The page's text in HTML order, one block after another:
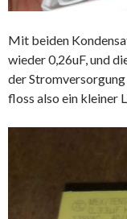
Mit beiden
wieder 0,26uF, und
der
floss also ein kleiner